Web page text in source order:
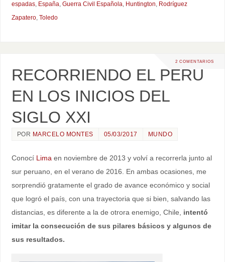
espadas, España, Guerra Civil Española, Huntington, Rodríguez
Zapatero, Toledo
2 COMENTARIOS
RECORRIENDO EL PERU
EN LOS INICIOS DEL
SIGLO XXI
POR MARCELO MONTES 05/03/2017 MUNDO
Conocí Lima en noviembre de 2013 y volví a recorrerla junto al
sur peruano, en el verano de 2016. En ambas ocasiones, me
sorprendió gratamente el grado de avance económico y social
que logró el país, con una trayectoria que si bien, salvando las
distancias, es diferente a la de otrora enemigo, Chile, intentó
imitar la consecución de sus pilares básicos y algunos de
sus resultados.